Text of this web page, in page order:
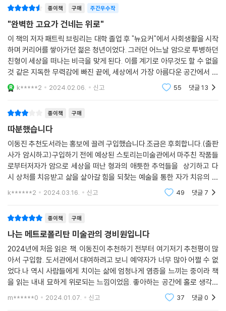
“보험회사에서 20년 동안 일했어.” 그가 대답한다. “그런데 어느 날 상사
가 직업 적성 검사를 하라는 거야. 어떤 일이 각자에게 제일 잘 맞는지 보여
주는 검사라나 뭐라나. 왜 그런 걸 하랬는지 이유는 묻지 마. 검사 결과를
보면서 생각했지. 내가 유일하게 되고 싶었던 건 개인적으로 예술을 후원
하는 부자였다고. 이게.” 그는 입고 있는 푸른색 근무복의 옷깃을 잡아당겨
펴면서 말한다. “그 꿈에 제일 가까워.”
---「푸른색 근무복 아래의 비밀스러운 자아들」중에서
너무 많은 방문객들이 메트를 미술사 박물관이라고 생각하면서 예술에서
든 정답을 알고 있는 전문가들이 있고, 그렇기 때문에 일반인이 감히 작품
을 파고들어 재량껏 의미를 찾아내는 자리가 아니라고 넘겨짚는다. 메트에
서 시간을 보낼수록 나는 이곳의 주된 역할이 미술사 박물관이 아니라는
걸 더욱 확신하게 된다. 메트로폴리탄 미술관의 관심 영역은 하늘 높이 솟
았다가 지렁이가 기어다니는 지하 무덤까지 내려가고, 그 둘 사이의 세상
에서 사는 것이란 어떤 느낌이고 무엇을 의미하는지에 대한 거의 모든 측
술이 무엇을 드러내는지 가까이에서 이해하려고 할 때 비로소 예술을 진지
하게 받아들인다고 믿는다.
---「예술이 무엇을 드러내는지 이해하려고 할 때」중에서
그토록 불만으로 가득했던 사람이 그린 그림이 어떻게 이토록 아름다울 수
있단 말인가? 한편으로는 영감을 받아 그린 그림이지만 다른 한편으로는
무한한 근면성의 산물이다. (중략) 종이 위의 무엇 하나 그냥 그린 건 없다.
한 획 한 획마다 어려운 임무를 완수하고자 하는 에너지와 야심과 헌신이
아름답고 거대한 미술관과 그곳을 채우는 작품들,
그리고 그 공간을 이끌어가는 사람들에 대한
위트 있고 공감 가는 연대기
브링리가 근무할 당시 메트로폴리탄 미술관에는 우스갯소리로 스스로를
‘보안 예술가’라고 부르는 600여 명의 경비원들이 있었다. 경비원 동료들
은 대체로 엘리트 사립학교 출신에 비슷한 이력을 지녔던 《뉴요커》의 이전
의 동료, 보험회사에서 일했던 동료, 문학가로서 등단을 꿈꾸는 동료, 벵골
만에서 구축함을 지휘했던 동료, 유치원에서 아이들을 가르쳤던 동료 등
그야말로 다채로운 출신과 배경을 지닌 이들이었다. 푸른 제복 아래 저마
다의 사연을 품은 동료들과 작지만 따뜻한 인사를 건네고, 무심한 듯 격려
하고, 함께 편견에 맞서는 과정에서 저자는 엇나갔던 삶의 리듬이 조금씩
맞춰지는 것을 느낀다.
다시 앞으로 나아갈 용기에 대하여
형의 죽음 이후 모든 것과 단절한 채 완벽한 고독 속으로 숨고자 했던 브링
리는 어느새 스스로가 고요하고 정돈된 세계를 더 이상 원하지 않음을 깨
닫는다. 전시실에서 마주했던 수많은 예술 작품과 자신의 곁에 있는 많은
이들이 위로 그 자체가 되었음을, 이제는 ‘그간의 애도를 애도해야 하는 날
들’이 다가왔음을 느낀다. 마침내 저자는 그토록 거부했던 세상으로 나와
- 가디언
“세계적인 박물관의 경이로움에 대한 깊은 오마주이자 슬픔까지도 포용하
는 일에 대한 빛나는 이야기.”
- 북페이지
“이 책을 다 읽고 나면 많은 예민한 독자들이 박물관 경비원이 되고 싶어질
- 더타임스오브런던
“메트로폴리탄 미술관의 걸작들만큼이나 감동적인 통찰이 풍부한 이 책은
‘예술로부터 배우는 것’의 중요성을 일깨워준다.”
- NPR
“잊을 수 없을 정도로 아름답다. 슬픔에 빠진 그를 위로해준 오래된 명화만
- AP통신
종이책 구매 주간우수작
"완벽한 고요가 건네는 위로"
이 책의 저자 패트릭 브링리는 대학 졸업 후 "뉴요커"에서 사회생활을 시작
하며 커리어를 쌓아가던 젊은 청년이었다. 그러던 어느날 암으로 투병하던
친형이 세상을 떠나는 비극을 맞게 된다. 이를 계기로 아무것도 할 수 없을
것 같은 지독한 무력감에 빠진 끝에, 세상에서 가장 아름다운 공간에서 가
장 단순한 일을 하며 스스로를 놓아두기로 마음먹는다. 그렇게 2008년 가
을, 뉴욕
k*****2 2024.02.06. 신고 55 댓글13
종이책 구매
따분했습니다
이동진 추천도서라는 홍보에 끌려 구입했습니다.조금은 후회합니다.(출판
사가 암시하고)구입하기 전에 예상된 스토리는미술관에서 마주친 작품들
로부터저자가 암으로 세상을 떠난 형과의 애틋한 추억들을 상기하고 다
시 상처를 치유받고 삶을 살아갈 힘을 되찾는 예술을 통한 자가 치유의 드
라마였습니다.그런데 정작 책 속에는동생인 저자가 삶의 궤도를 이탈하여
k******2 2024.03.16. 신고 49 댓글 7
종이책 구매
나는 메트로폴리탄 미술관의 경비원입니다
2024년에 처음 읽은 책. 이동진이 추천하기 전부터 여기저기 추천평이 많
아서 구입함. 도서관에서 대여하려고 보니 예약자가 너무 많아 어쩔 수 없
었다.나 역시 사람들에게 치이는 삶에 엄청나게 염증을 느끼는 중이라 책
을 읽는 내내 묘하게 위로되는 느낌이었음. 좋아하는 공간에 홀로 생각없
이 고요하게 그 곳에서만 존재하고 싶다는 생각을 구현한 작가가 대단하면
m******0 2024.01.07. 신고 37 댓글0